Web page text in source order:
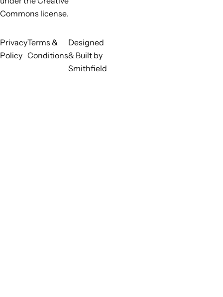
Commons license.
Privacy
Policy
Terms &
Conditions
Designed
& Built by
Smithfield